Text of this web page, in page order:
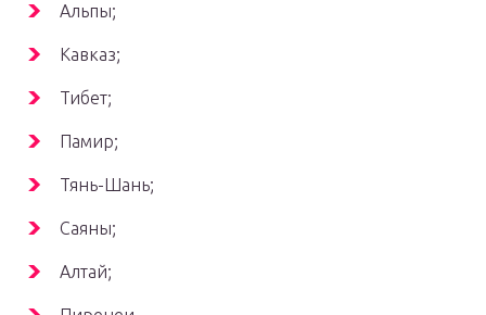
Альпы;
Кавказ;
Тибет;
Памир;
Тянь-Шань;
Саяны;
Алтай;